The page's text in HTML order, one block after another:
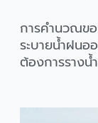
การคำนวณข
ระบายน้ำฝนอ
ต้องการรางน้